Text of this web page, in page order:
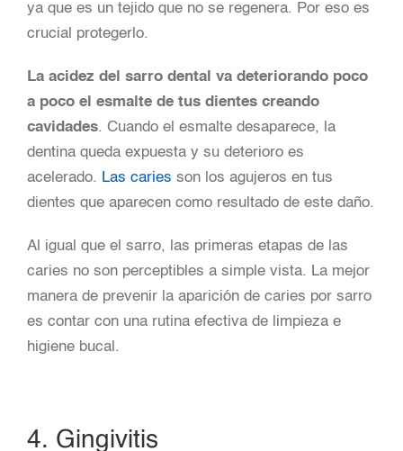
ya que es un tejido que no se regenera. Por eso es
crucial protegerlo.
La acidez del sarro dental va deteriorando poco
a poco el esmalte de tus dientes creando
cavidades. Cuando el esmalte desaparece, la
dentina queda expuesta y su deterioro es
acelerado. Las caries son los agujeros en tus
dientes que aparecen como resultado de este daño.
Al igual que el sarro, las primeras etapas de las
caries no son perceptibles a simple vista. La mejor
manera de prevenir la aparición de caries por sarro
es contar con una rutina efectiva de limpieza e
higiene bucal.
4. Gingivitis